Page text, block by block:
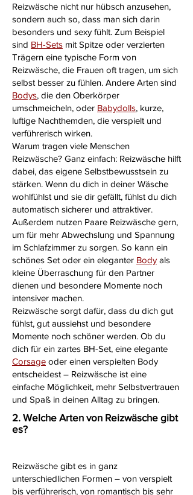
Reizwäsche nicht nur hübsch anzusehen,
sondern auch so, dass man sich darin
besonders und sexy fühlt. Zum Beispiel
sind BH-Sets mit Spitze oder verzierten
Trägern eine typische Form von
Reizwäsche, die Frauen oft tragen, um sich
selbst besser zu fühlen. Andere Arten sind
Bodys, die den Oberkörper
umschmeicheln, oder Babydolls, kurze,
luftige Nachthemden, die verspielt und
verführerisch wirken.
Warum tragen viele Menschen
Reizwäsche? Ganz einfach: Reizwäsche hilft
dabei, das eigene Selbstbewusstsein zu
stärken. Wenn du dich in deiner Wäsche
wohlfühlst und sie dir gefällt, fühlst du dich
automatisch sicherer und attraktiver.
Außerdem nutzen Paare Reizwäsche gern,
um für mehr Abwechslung und Spannung
im Schlafzimmer zu sorgen. So kann ein
schönes Set oder ein eleganter Body als
kleine Überraschung für den Partner
dienen und besondere Momente noch
intensiver machen.
Reizwäsche sorgt dafür, dass du dich gut
fühlst, gut aussiehst und besondere
Momente noch schöner werden. Ob du
dich für ein zartes BH-Set, eine elegante
Corsage oder einen verspielten Body
entscheidest – Reizwäsche ist eine
einfache Möglichkeit, mehr Selbstvertrauen
und Spaß in deinen Alltag zu bringen.
2. Welche Arten von Reizwäsche gibt
es?
Reizwäsche gibt es in ganz
unterschiedlichen Formen – von verspielt
bis verführerisch, von romantisch bis sehr